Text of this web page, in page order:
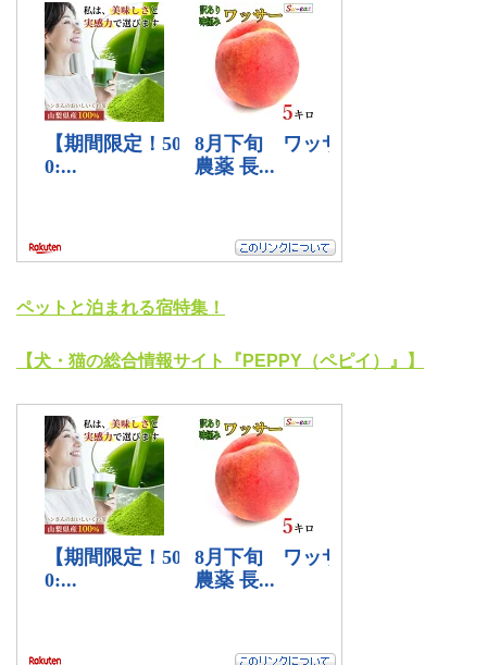
ペットと泊まれる宿特集！
【犬・猫の総合情報サイト『PEPPY（ペピイ）』】